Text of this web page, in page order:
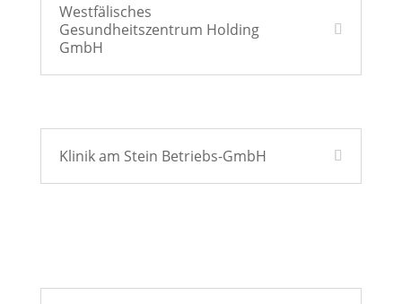
Westfälisches
Gesundheitszentrum Holding
GmbH
Klinik am Stein Betriebs-GmbH